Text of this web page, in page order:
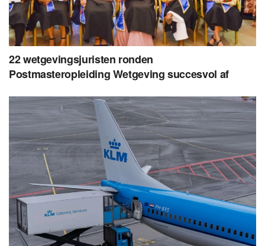
22 wetgevingsjuristen ronden
Postmasteropleiding Wetgeving succesvol af